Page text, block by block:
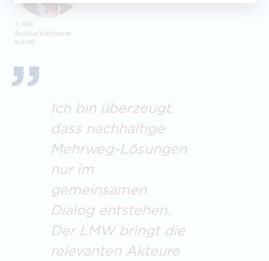
© GS1
Austria/Katharina
Schiffl
Ich bin überzeugt,
dass nachhaltige
Mehrweg-Lösungen
nur im
gemeinsamen
Dialog entstehen.
Der LMW bringt die
relevanten Akteure